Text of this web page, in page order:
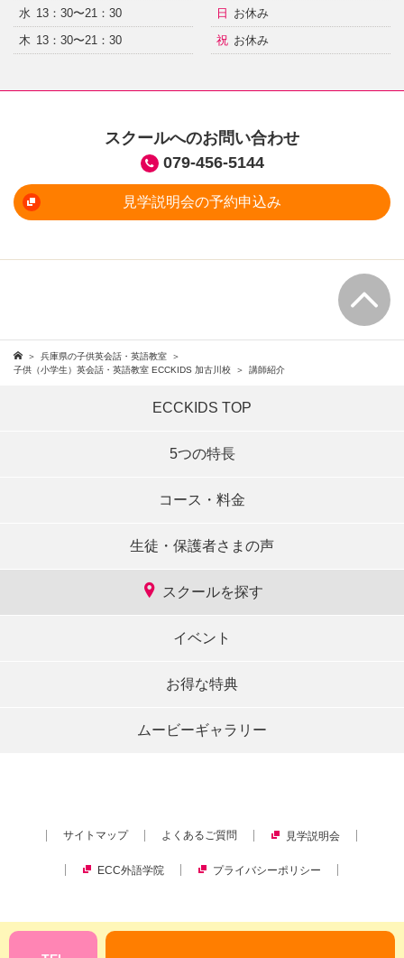
水 13：30〜21：30
木 13：30〜21：30
日
お休み
祝 お休み
スクールへのお問い合わせ
079-456-5144
見学説明会の予約申込み
兵庫県の子供英会話・英語教室
子供（小学生）英会話・英語教室 ECCKIDS 加古川校
講師紹介
ECCKIDS TOP
5つの特長
コース・料金
生徒・保護者さまの声
スクールを探す
イベント
お得な特典
ムービーギャラリー
サイトマップ よくあるご質問 見学説明会
ECC外語学院 プライバシーポリシー